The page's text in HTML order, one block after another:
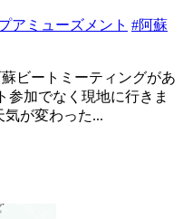
アミューズメント #阿蘇
ビートミーティングがあ
参加でなく現地に行きま
が変わった...